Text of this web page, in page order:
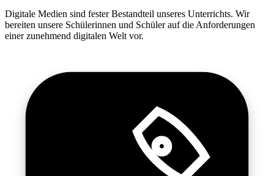
Digitale Medien sind fester Bestandteil unseres Unterrichts. Wir
bereiten unsere Schülerinnen und Schüler auf die Anforderungen
einer zunehmend digitalen Welt vor.